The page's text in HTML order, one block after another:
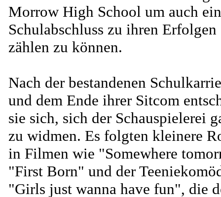
Morrow High School um auch
Schulabschluss zu ihren Erfolgen
zählen zu können.
Nach der bestandenen
und dem Ende ihrer Sitcom
sie sich, sich der Schauspielerei
zu widmen. Es folgten kleinere
in Filmen wie "Somewhere
"First Born" und der
"Girls just wanna have fun", die